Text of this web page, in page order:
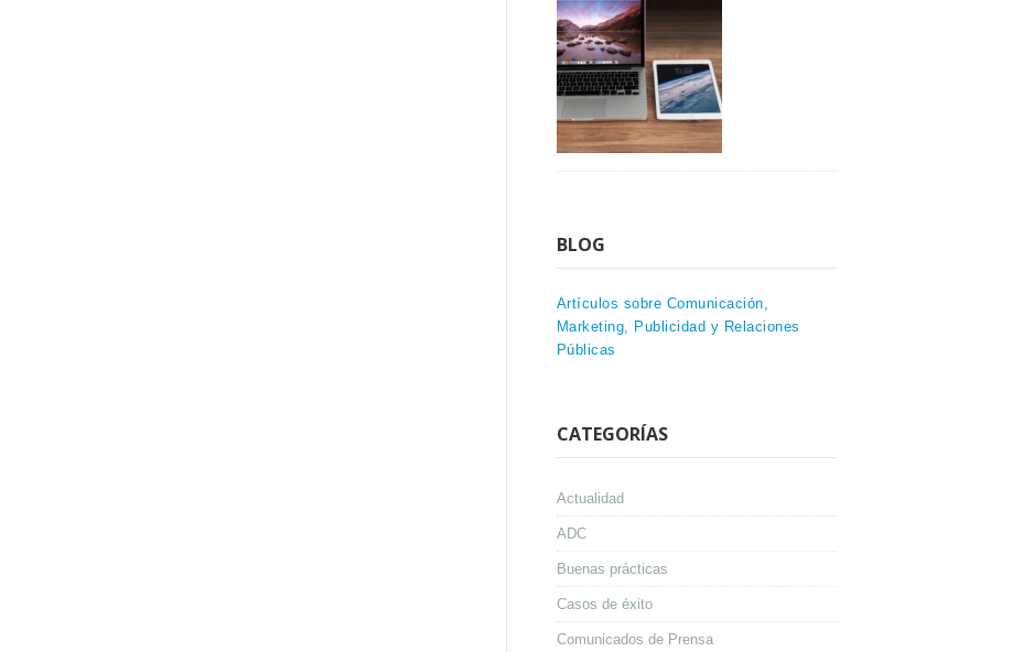
BLOG
Artículos sobre Comunicación,
Marketing, Publicidad y Relaciones
Públicas
CATEGORÍAS
Actualidad
ADC
Buenas prácticas
Casos de éxito
Comunicados de Prensa